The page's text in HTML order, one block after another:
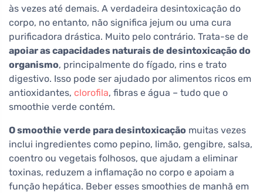
às vezes até demais. A verdadeira desintoxicação do
corpo, no entanto, não significa jejum ou uma cura
purificadora drástica. Muito pelo contrário. Trata-se de
apoiar as capacidades naturais de desintoxicação do
organismo, principalmente do fígado, rins e trato
digestivo. Isso pode ser ajudado por alimentos ricos em
antioxidantes, clorofila, fibras e água – tudo que o
smoothie verde contém.
O smoothie verde para desintoxicação muitas vezes
inclui ingredientes como pepino, limão, gengibre, salsa,
coentro ou vegetais folhosos, que ajudam a eliminar
toxinas, reduzem a inflamação no corpo e apoiam a
função hepática. Beber esses smoothies de manhã em